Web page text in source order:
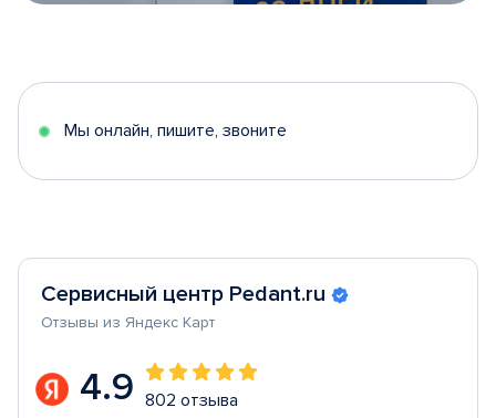
5
Мы онлайн, пишите, звоните
Сервисный центр Pedant.ru
Отзывы из Яндекс Карт
4.9 802 отзыва